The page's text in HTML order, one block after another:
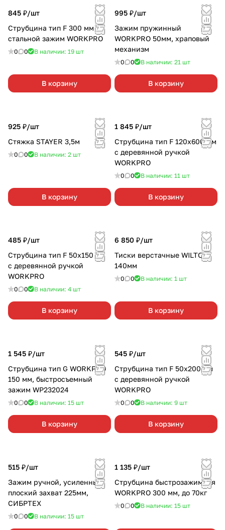
845 ₽/шт
Струбцина тип F 300 мм
стальной зажим WORKPRO
0 0 В наличии: 19 шт
В корзину
995 ₽/шт
Зажим пружинный
WORKPRO 50мм, храповый
механизм
0 0 В наличии: 21 шт
В корзину
925 ₽/шт
Стяжка STAYER 3,5м
0 0 В наличии: 2 шт
В корзину
1 845 ₽/шт
Струбцина тип F 120х600 мм
с деревянной ручкой
WORKPRO
0 0 В наличии: 11 шт
В корзину
485 ₽/шт
Струбцина тип F 50х150 мм
с деревянной ручкой
WORKPRO
0 0 В наличии: 4 шт
В корзину
6 850 ₽/шт
Тиски верстачные WILTON
140мм
0 0 В наличии: 1 шт
В корзину
1 545 ₽/шт
Струбцина тип G WORKPRO
150 мм, быстросъемный
зажим WP232024
0 0 В наличии: 15 шт
В корзину
545 ₽/шт
Струбцина тип F 50х200 мм
с деревянной ручкой
WORKPRO
0 0 В наличии: 9 шт
В корзину
515 ₽/шт
Зажим ручной, усиленный,
плоский захват 225мм,
СИБРТЕХ
0 0 В наличии: 15 шт
1 135 ₽/шт
Струбцина быстрозажимная
WORKPRO 300 мм, до 70кг
0 0 В наличии: 15 шт